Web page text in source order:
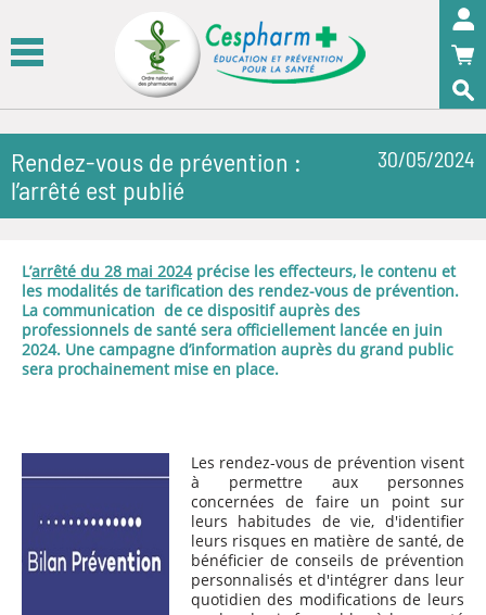
Rendez-vous de prévention :
l’arrêté est publié
30/05/2024
L’arrêté du 28 mai 2024précise les effecteurs, le contenu et
les modalités de tarification des rendez-vous de prévention.
La communication de ce dispositif auprès des
professionnels de santé sera officiellement lancée en juin
2024. Une campagne d’information auprès du grand public
sera prochainement mise en place.
Les rendez-vous de prévention visent
à permettre aux personnes
concernées de faire un point sur
leurs habitudes de vie, d'identifier
leurs risques en matière de santé, de
bénéficier de conseils de prévention
personnalisés et d'intégrer dans leur
quotidien des modifications de leurs